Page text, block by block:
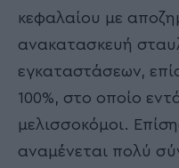
κεφαλαίου με
ανακατασκευή
εγκαταστάσεων,
100%, στο οποίο
μελισσοκόμοι.
αναμένεται πολύ